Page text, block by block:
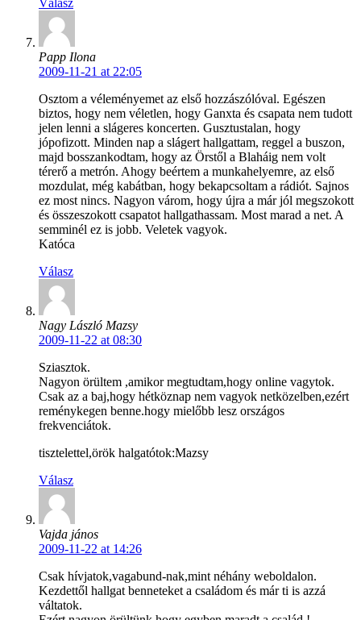
Válasz
Papp Ilona
2009-11-21 at 22:05
Osztom a véleményemet az első hozzászólóval. Egészen
biztos, hogy nem véletlen, hogy Ganxta és csapata nem tudott
jelen lenni a slágeres koncerten. Gusztustalan, hogy
jópofizott. Minden nap a slágert hallgattam, reggel a buszon,
majd bosszankodtam, hogy az Örstől a Blaháig nem volt
térerő a metrón. Ahogy beértem a munkahelyemre, az első
mozdulat, még kabátban, hogy bekapcsoltam a rádiót. Sajnos
ez most nincs. Nagyon várom, hogy újra a már jól megszokott
és összeszokott csapatot hallgathassam. Most marad a net. A
semminél ez is jobb. Veletek vagyok.
Katóca
Válasz
Nagy László Mazsy
2009-11-22 at 08:30
Sziasztok.
Nagyon örültem ,amikor megtudtam,hogy online vagytok.
Csak az a baj,hogy hétköznap nem vagyok netközelben,ezért
reménykegen benne.hogy mielőbb lesz országos
frekvenciátok.
tisztelettel,örök halgatótok:Mazsy
Válasz
Vajda jános
2009-11-22 at 14:26
Csak hívjatok,vagabund-nak,mint néhány weboldalon.
Kezdettől hallgat benneteket a családom és már ti is azzá
váltatok.